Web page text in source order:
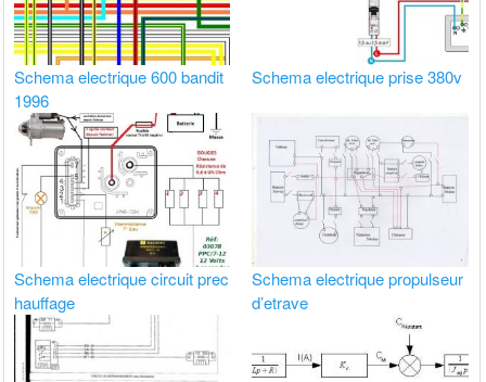
Schema electrique 600 bandit
1996
Schema electrique prise 380v
Schema electrique circuit prec
hauffage
Schema electrique propulseur
d’etrave